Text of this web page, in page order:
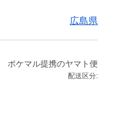
広島県
ポケマル提携のヤマト便
配送区分: